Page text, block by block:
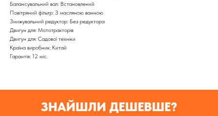
Балансувальний вал: Встановлений
Повітряний фільтр: З масляною ванною
Знижувальний редуктор: Без редуктора
Двигун для: Мототракторів
Двигун для: Садової техніки
Країна виробник: Китай
Гарантія: 12 міс.
ЗНАЙШЛИ ДЕШЕВШЕ?